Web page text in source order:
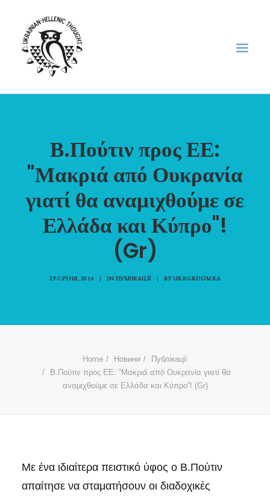
ФОРУМ УКРАЇНСЬКОЇ ДІАСПОРИ В ГРЕЦІЇ
ПРО НАС
“ВІСНИК”/”ΑΓΓΕΛΙΑΦΌΡΟΣ”
Β.Πούτιν προς ΕΕ:
"Μακριά από Ουκρανία
γιατί θα αναμιχθούμε σε
Ελλάδα και Κύπρο"!
(Gr)
29 СІЧНЯ, 2014 | IN ПУБЛІКАЦІЇ | BYUKRGRDUMKA
Home Новини
Публікації
Β.Πούτιν προς ΕΕ: “Μακριά από Ουκρανία γιατί θα
αναμιχθούμε σε Ελλάδα και Κύπρο”! (Gr)
Με ένα ιδιαίτερα πειστικό ύφος ο Β.Πούτιν
απαίτησε να σταματήσουν οι διαδοχικές